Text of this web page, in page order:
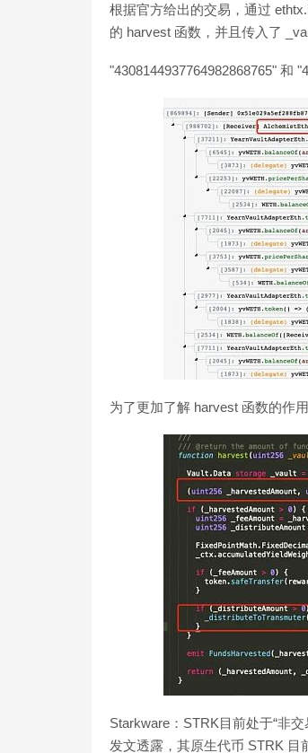
根据官方给出的交易，通过
的 harvest 函数，并且传入了
"4308144937764982868765" 和
为了更加了解 harvest 函数的作
Starkware：STRK目前处于“非
发文透露，其原生代币 STRK 目